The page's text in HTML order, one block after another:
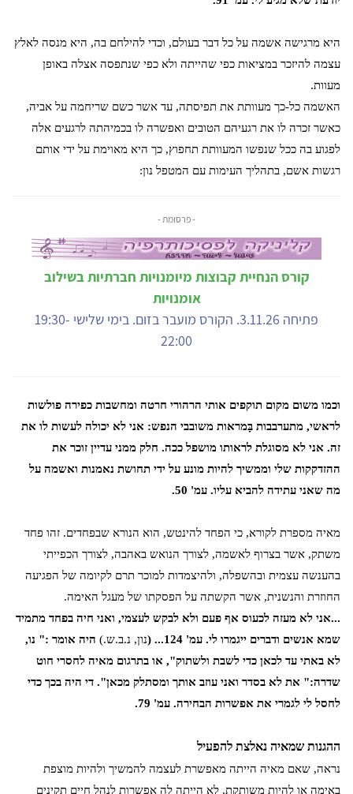
היא מרגישה אשמה על כל דבר בעולם, וכדי להילחם בה, היא מנסה לאלץ
עצמה להיזכר במציאות כפי שהייתה ולא כפי שנתפסה אצלה באופן
מעוות.
האשמה כל-כך מעוותת את תפיסתה, עד אשר כשם שריחמה על אביה,
כאשר זכרה לו את רגעיהם הטובים ואפשרה לו בכמיהתה לרגעים אלה
לפגוע בה ככל שנפשו המעוותת תחפוץ, כך היא מאוימת על ידי אותם
רגשות אשם, בתהליך העימות עם המטפל נון:
- פרסומת -
קורס הנחיית קבוצות מיומנויות חברתיות בשילוב
אומנויות
פתיחה 3.11.26. הקורס מועבר בזום. בימי שלישי 19:30-
22:00
וכמו משום מקום תוקפים אותי הרהורי חרטה ומחשבות כפירה פולשות
לראשי, מתערבבות בָּמראות משובבי הנפש: אני לא יכולה לעשות לו את
זה. אני לא מסוגלת לראותו מושפל ככה. חלק ממני עדיין זוכר את
ההזדקקות שלי וממשיך להיות מונע על ידי תחושת נאמנות ואשמה על
מה שאני עתידה להביא עליו. עמ' 50.
מאיה מספרת לקורא, כי הפחד להינטש, הוא הנורא שבפחדים. זהו פחד
משתק, אשר בצרוף לאשמה, לצורך הנואש באהבה, לצורך הכפייתי
בהענשה עצמית ובהשפלה, ולהיצמדות למוכר תרם לקיומה של הפגיעה
החוזרת והנשנית, אשר הקשתה על הפסקתו של מעגל האימה.
...אני לא מעזה לכעוס אף פעם ולא לבקש לעצמי, ואני חיה בפחד מתמיד
שמא אנשים ודברים ייגמרו לי. עמ' 124... (
נון, נ.ב.ש.) היה אומר :" נו,
לא באתי עד לכאן כדי לשבת ולשתוק", או בתרגום מאיה לחסרי חוט
שדרה:" את לא בסדר ואני עוזב אותך ומסתלק מכאן". די היה בכך כדי
לחסל לי לגמרי את אפשרות הבחירה. עמ' 79.
ההגנות שמאיה נאלצת להפעיל
נראה, שאם מאיה הייתה מאפשרת לעצמה להמשיך ולהיות מוצפת
באימה או להיות משותקת, לא הייתה לה אפשרות לנהל חיים תקינים